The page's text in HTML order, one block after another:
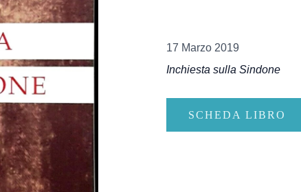
17 Marzo 2019
Inchiesta sulla Sindone
SCHEDA LIBRO